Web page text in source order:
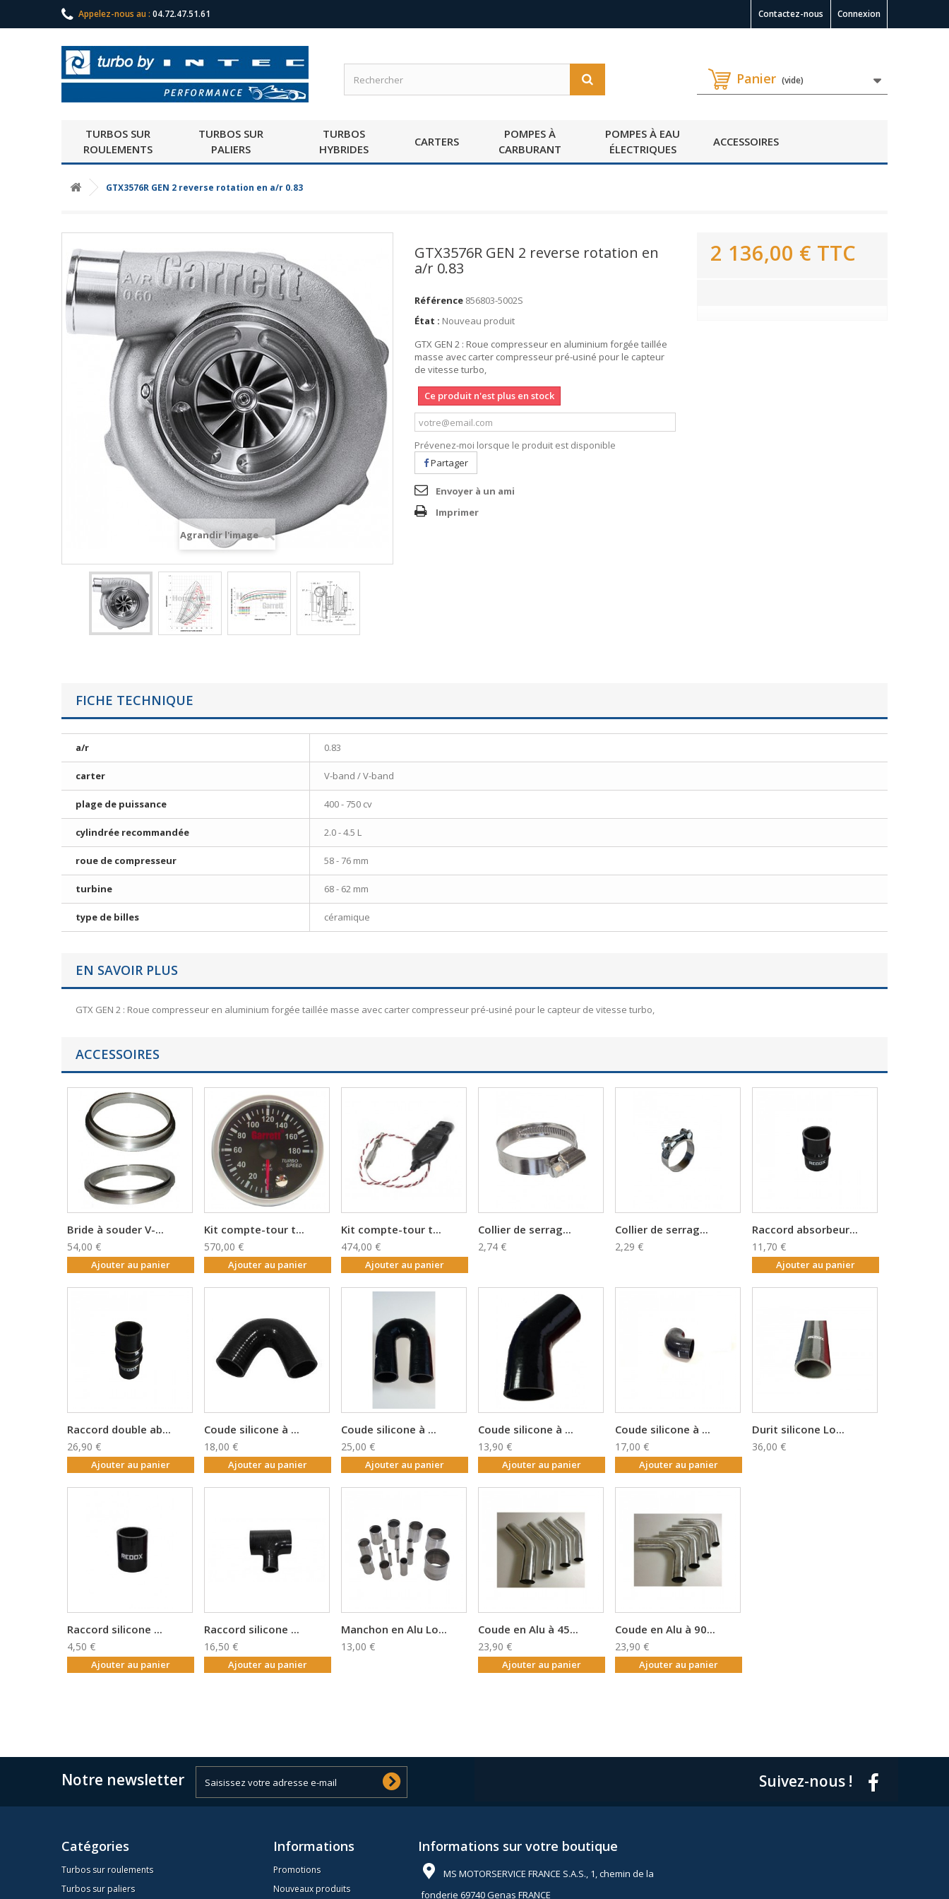
Connexion
Contactez-nous
Appelez-nous au : 04.72.47.51.61
Panier (vide)
TURBOS SUR
ROULEMENTS
TURBOS SUR
PALIERS
TURBOS
HYBRIDES
CARTERS
POMPES À
CARBURANT
POMPES À EAU
ÉLECTRIQUES
ACCESSOIRES
GTX3576R GEN 2 reverse rotation en a/r 0.83
Agrandir l'image
GTX3576R GEN 2 reverse rotation en
a/r 0.83
Référence 856803-5002S
État : Nouveau produit
GTX GEN 2 : Roue compresseur en aluminium forgée taillée
masse avec carter compresseur pré-usiné pour le capteur
de vitesse turbo,
Ce produit n'est plus en stock
Prévenez-moi lorsque le produit est disponible
Partager
Envoyer à un ami
Imprimer
2 136,00 € TTC
FICHE TECHNIQUE
a/r 0.83
carter V-band / V-band
plage de puissance 400 - 750 cv
cylindrée recommandée 2.0 - 4.5 L
roue de compresseur 58 - 76 mm
turbine 68 - 62 mm
type de billes céramique
EN SAVOIR PLUS
GTX GEN 2 : Roue compresseur en aluminium forgée taillée masse avec carter compresseur pré-usiné pour le capteur de vitesse turbo,
ACCESSOIRES
Bride à souder V-...
54,00 €
Ajouter au panier
Kit compte-tour t...
570,00 €
Ajouter au panier
Kit compte-tour t...
474,00 €
Ajouter au panier
Collier de serrag...
2,74 €
Collier de serrag...
2,29 €
Raccord absorbeur...
11,70 €
Ajouter au panier
Raccord double ab...
26,90 €
Ajouter au panier
Coude silicone à ...
18,00 €
Ajouter au panier
Coude silicone à ...
25,00 €
Ajouter au panier
Coude silicone à ...
13,90 €
Ajouter au panier
Coude silicone à ...
17,00 €
Ajouter au panier
Durit silicone Lo...
36,00 €
Raccord silicone ...
4,50 €
Ajouter au panier
Raccord silicone ...
16,50 €
Ajouter au panier
Manchon en Alu Lo...
13,00 €
Coude en Alu à 45...
23,90 €
Ajouter au panier
Coude en Alu à 90...
23,90 €
Ajouter au panier
Notre newsletter Suivez-nous !
Catégories
Turbos sur roulements
Turbos sur paliers
Informations
Promotions
Nouveaux produits
Informations sur votre boutique
MS MOTORSERVICE FRANCE S.A.S., 1, chemin de la
fonderie 69740 Genas FRANCE